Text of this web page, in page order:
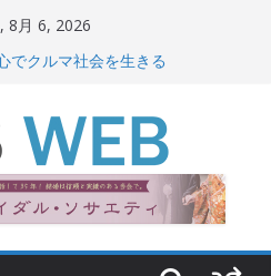
8月 6, 2026
でクルマ社会を生きる
ら100 年